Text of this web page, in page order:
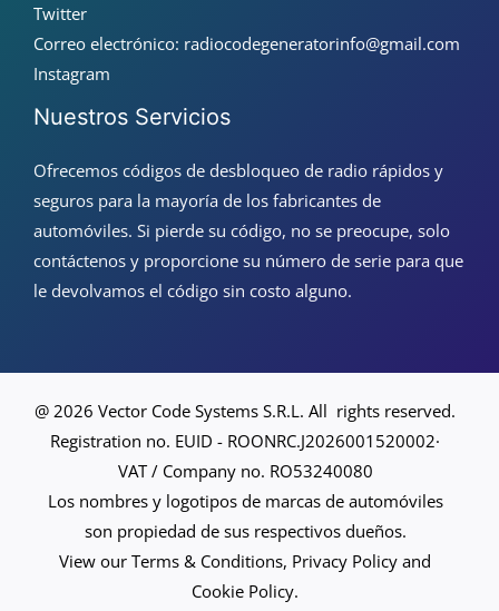
Twitter
Correo electrónico: radiocodegeneratorinfo@gmail.com
Instagram
Nuestros Servicios
Ofrecemos códigos de desbloqueo de radio rápidos y
seguros para la mayoría de los fabricantes de
automóviles. Si pierde su código, no se preocupe, solo
contáctenos y proporcione su número de serie para que
le devolvamos el código sin costo alguno.
@ 2026 Vector Code Systems S.R.L. All rights reserved.
Registration no. EUID - ROONRC.J2026001520002·
VAT / Company no. RO53240080
Los nombres y logotipos de marcas de automóviles
son propiedad de sus respectivos dueños.
View our Terms & Conditions, Privacy Policy and
Cookie Policy.